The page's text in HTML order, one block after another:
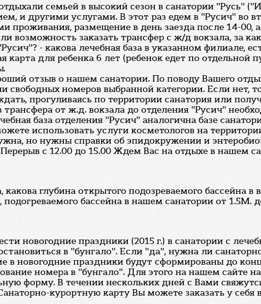
семьей в высокий сезон в санатории "Русь"
и другими услугами. В этот раз едем в "Русич" во
проживания, размещение в день заезда после 14-00,
возможность заказать трансфер с ж/д вокзала, за
- какова лечебная база в указанном филиале,
для ребенка 6 лет (ребенок едет по отдельной
отзыв о нашем санатории. По поводу Вашего
свободных номеров выбранной категории. Если нет,
прогуливаясь по территории санатория или
от ж.д. вокзала до отделения "Русич"
база отделения "Русич" аналогична базе
использовать услуги косметологов на
но нужны справки об эпидокружении и
с 12.00 до 15.00 Ждем Вас на отдыхе в нашем
глубина открытого подозреваемого бассейна в
подогреваемого бассейна в нашем санатории от 1.5М.
новогодние праздники (2015 г.) в санатории с
в "бунгало". Если "да", нужна ли
в новогодние праздники будут сформированы до
номера в "бунгало". Для этого на нашем сайте
форму. В течении нескольких дней с Вами
курортную карту Вы можете заказать у себя